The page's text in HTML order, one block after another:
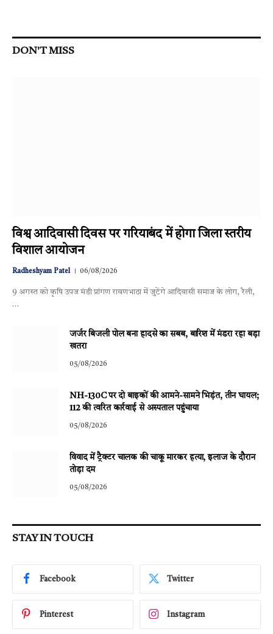
DON'T MISS
विश्व आदिवासी दिवस पर गरियाबंद में होगा जिला स्तरीय
विशाल आयोजन
Radheshyam Patel 06/08/2026
9 अगस्त को कृषि उपज मंडी प्रांगण रावणभाठा में जुटेंगे आदिवासी समाज के लोग, रैली,
…
जर्जर बिजली पोल बना हादसे का सबब, बारिश में मंडरा रहा बड़ा
खतरा
05/08/2026
NH-130C पर दो बाइकों की आमने-सामने भिड़ंत, तीन घायल;
112 की त्वरित कार्रवाई से अस्पताल पहुंचाया
05/08/2026
विवाद में ट्रैक्टर चालक की चाकू मारकर हत्या, इलाज के दौरान
तोड़ा दम
05/08/2026
STAY IN TOUCH
Facebook Twitter
Pinterest Instagram